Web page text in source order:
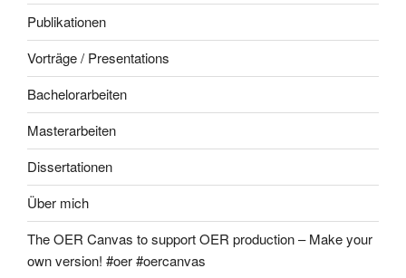
Publikationen
Vorträge / Presentations
Bachelorarbeiten
Masterarbeiten
Dissertationen
Über mich
The OER Canvas to support OER production – Make your
own version! #oer #oercanvas